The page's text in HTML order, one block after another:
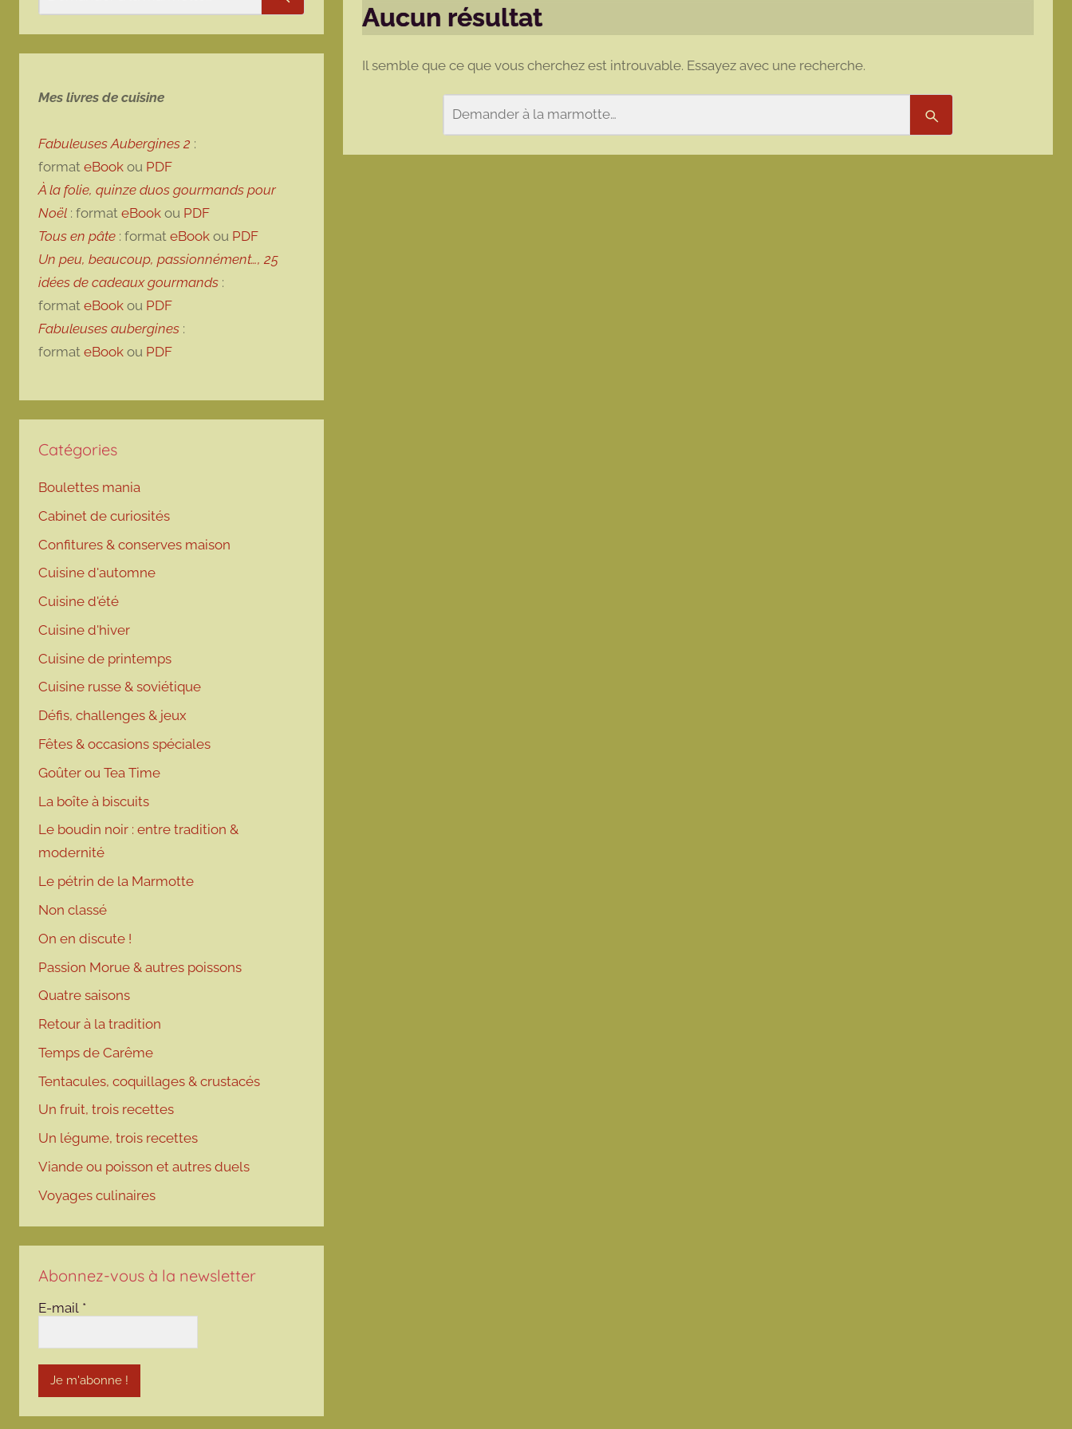
Aucun résultat
Il semble que ce que vous cherchez est introuvable. Essayez avec une recherche.
Rechercher
Rechercher
Mes livres de cuisine
Fabuleuses Aubergines 2 :
format eBook ou PDF
À la folie, quinze duos gourmands pour
Noël : format eBook ou PDF
Tous en pâte : format eBook ou PDF
Un peu, beaucoup, passionnément…, 25
idées de cadeaux gourmands :
format eBook ou PDF
Fabuleuses aubergines :
format eBook ou PDF
Catégories
Boulettes mania
Cabinet de curiosités
Confitures & conserves maison
Cuisine d'automne
Cuisine d'été
Cuisine d'hiver
Cuisine de printemps
Cuisine russe & soviétique
Défis, challenges & jeux
Fêtes & occasions spéciales
Goûter ou Tea Time
La boîte à biscuits
Le boudin noir : entre tradition &
modernité
Le pétrin de la Marmotte
Non classé
On en discute !
Passion Morue & autres poissons
Quatre saisons
Retour à la tradition
Temps de Carême
Tentacules, coquillages & crustacés
Un fruit, trois recettes
Un légume, trois recettes
Viande ou poisson et autres duels
Voyages culinaires
Abonnez-vous à la newsletter
E-mail *